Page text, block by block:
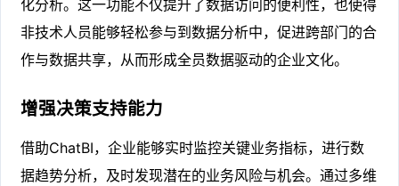
化分析。这一功能不仅提升了数据访问的便利性，也使得
非技术人员能够轻松参与到数据分析中，促进跨部门的合
作与数据共享，从而形成全员数据驱动的企业文化。
增强决策支持能力
借助ChatBI，企业能够实时监控关键业务指标，进行数
据趋势分析，及时发现潜在的业务风险与机会。通过多维